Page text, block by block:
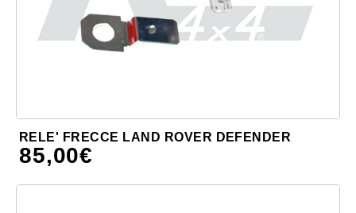
RELE' FRECCE LAND ROVER DEFENDER
85,00€